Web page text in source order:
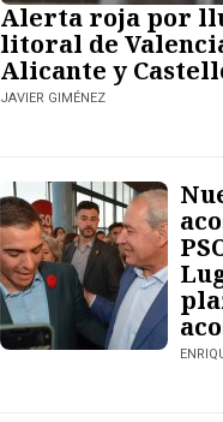
Alerta roja por
litoral de
Alicante y
JAVIER GIMÉNEZ